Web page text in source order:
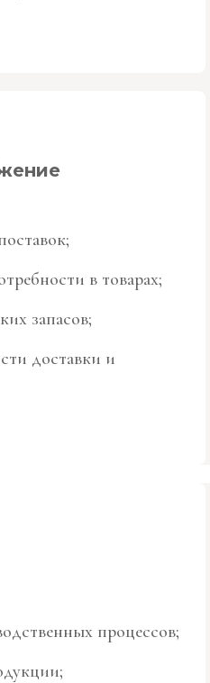
в товарах;
запасов;
доставки и
процессов;